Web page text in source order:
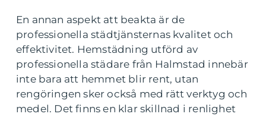
En annan aspekt att beakta är de
professionella städtjänsternas kvalitet och
effektivitet. Hemstädning utförd av
professionella städare från Halmstad innebär
inte bara att hemmet blir rent, utan
rengöringen sker också med rätt verktyg och
medel. Det finns en klar skillnad i renlighet